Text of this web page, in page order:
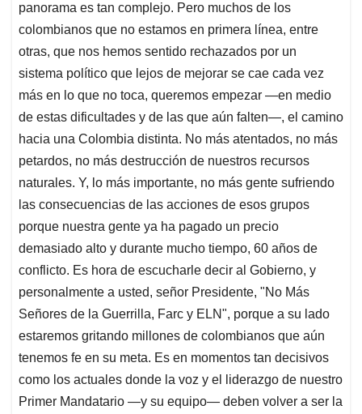
panorama es tan complejo. Pero muchos de los
colombianos que no estamos en primera línea, entre
otras, que nos hemos sentido rechazados por un
sistema político que lejos de mejorar se cae cada vez
más en lo que no toca, queremos empezar —en medio
de estas dificultades y de las que aún falten—, el camino
hacia una Colombia distinta. No más atentados, no más
petardos, no más destrucción de nuestros recursos
naturales. Y, lo más importante, no más gente sufriendo
las consecuencias de las acciones de esos grupos
porque nuestra gente ya ha pagado un precio
demasiado alto y durante mucho tiempo, 60 años de
conflicto. Es hora de escucharle decir al Gobierno, y
personalmente a usted, señor Presidente, "No Más
Señores de la Guerrilla, Farc y ELN", porque a su lado
estaremos gritando millones de colombianos que aún
tenemos fe en su meta. Es en momentos tan decisivos
como los actuales donde la voz y el liderazgo de nuestro
Primer Mandatario —y su equipo— deben volver a ser la